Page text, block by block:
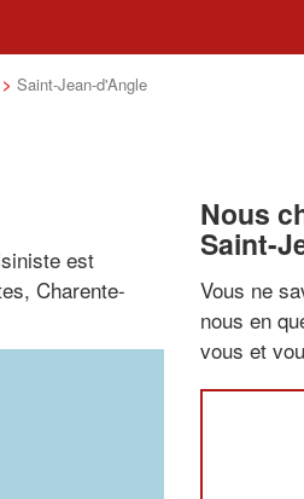
> Saint-Jean-d'Angle
est
Charente-
Nous
Saint-
Vous ne
nous en
vous et